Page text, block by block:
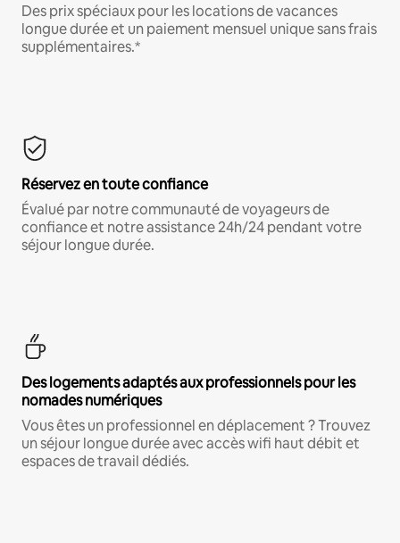
Des prix spéciaux pour les locations de vacances
longue durée et un paiement mensuel unique sans frais
supplémentaires.*
Réservez en toute confiance
Évalué par notre communauté de voyageurs de
confiance et notre assistance 24h/24 pendant votre
séjour longue durée.
Des logements adaptés aux professionnels pour les
nomades numériques
Vous êtes un professionnel en déplacement ? Trouvez
un séjour longue durée avec accès wifi haut débit et
espaces de travail dédiés.